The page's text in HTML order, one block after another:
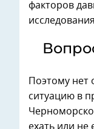
факторов
Поэтому
ситуацию в
ехать или не